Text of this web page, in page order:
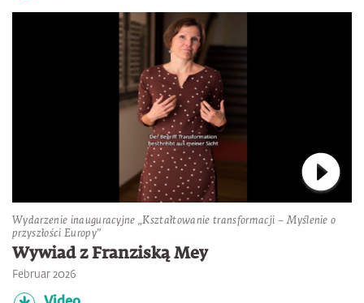
Wydarzenie inauguracyjne „Kształtowanie transformacji – Myślenie o
przyszłości Europy”
Wywiad z Franziską Mey
Februar 2026